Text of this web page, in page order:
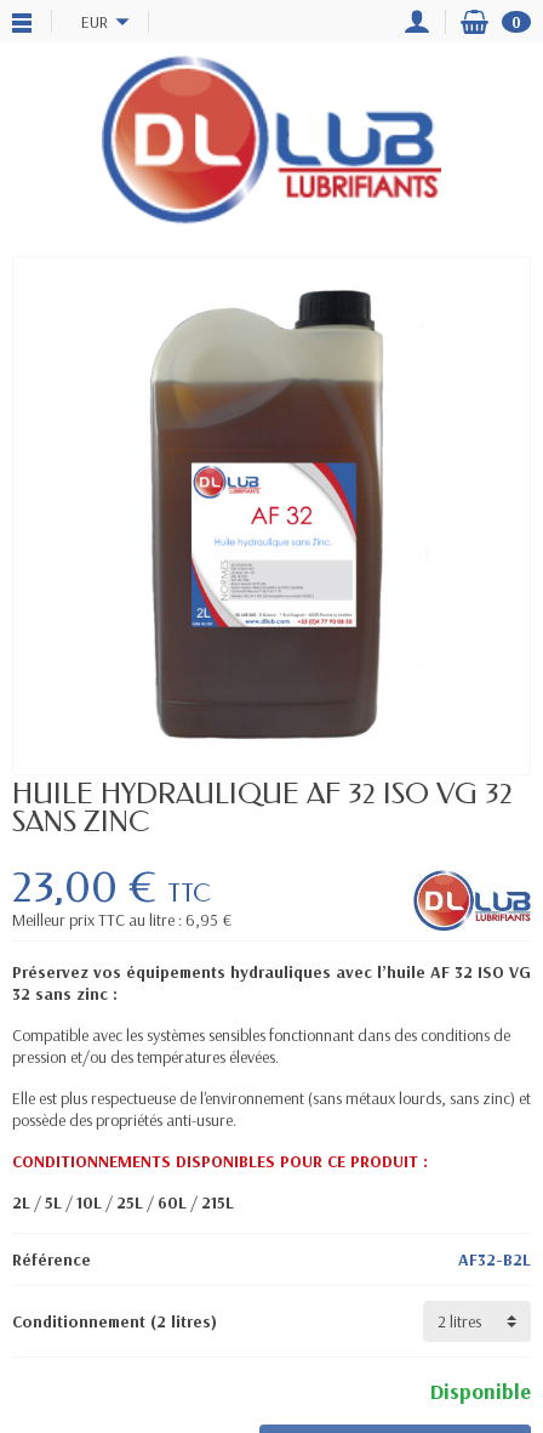
EUR 0
HUILE HYDRAULIQUE AF 32 ISO VG 32
SANS ZINC
23,00 € TTC
Meilleur prix TTC au litre : 6,95 €
Préservez vos équipements hydrauliques avec l’huile AF 32 ISO VG
32 sans zinc :
Compatible avec les systèmes sensibles fonctionnant dans des conditions de
pression et/ou des températures élevées.
Elle est plus respectueuse de l'environnement (sans métaux lourds, sans zinc) et
possède des propriétés anti-usure.
CONDITIONNEMENTS DISPONIBLES POUR CE PRODUIT :
2L /5L /10L / 25L / 60L / 215L
Référence AF32-B2L
Conditionnement (2 litres)
Disponible